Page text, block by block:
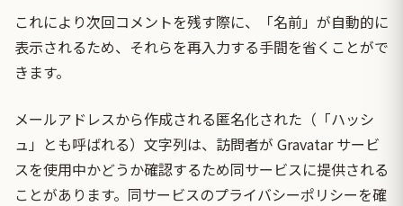
これにより次回コメントを残す際に、「名前」が自動的に
表示されるため、それらを再入力する手間を省くことがで
きます。
メールアドレスから作成される匿名化された（「ハッシ
ュ」とも呼ばれる）文字列は、訪問者が Gravatarサービ
スを使用中かどうか確認するため同サービスに提供される
ことがあります。同サービスのプライバシーポリシーを確